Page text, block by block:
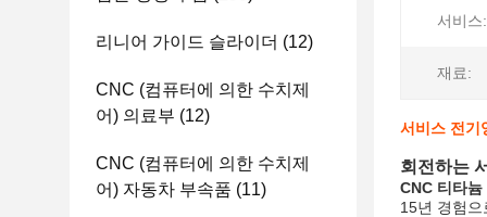
리니어 가이드 슬라이더 (12)
CNC (컴퓨터에 의한 수치제
어) 의료부 (12)
CNC (컴퓨터에 의한 수치제
어) 자동차 부속품 (11)
서비스:
재료:
서비스 전기
회전하는
CNC 티타
15년 경험